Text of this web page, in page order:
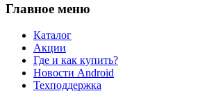
Главное меню
Каталог
Акции
Где и как купить?
Новости Android
Техподдержка